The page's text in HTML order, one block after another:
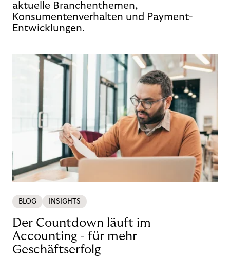
aktuelle Branchenthemen,
Konsumentenverhalten und Payment-
Entwicklungen.
BLOG INSIGHTS
Der Countdown läuft im
Accounting - für mehr
Geschäftserfolg